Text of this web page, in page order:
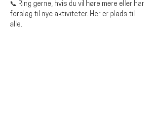
📞 Ring gerne, hvis du vil høre mere eller har
forslag til nye aktiviteter. Her er plads til
alle.